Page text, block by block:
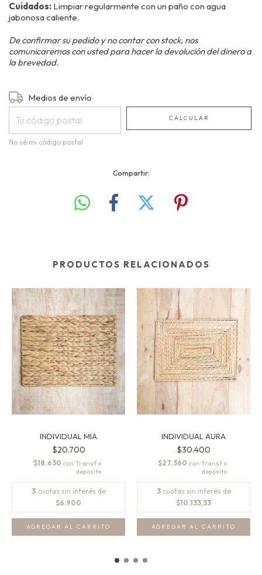
Cuidados: Limpiar regularmente con un paño con agua
jabonosa caliente.
De confirmar su pedido y no contar con stock, nos
comunicaremos con usted para hacer la devolución del dinero a
la brevedad.
Entregas para el CP:
Medios de envío
CALCULAR
No sé mi código postal
Compartir:
PRODUCTOS RELACIONADOS
INDIVIDUAL MIA
$20.700
$18.630 con
3 cuotas sin interés de
$6.900
INDIVIDUAL AURA
$30.400
$27.360 con
3 cuotas sin interés de
$10.133,33